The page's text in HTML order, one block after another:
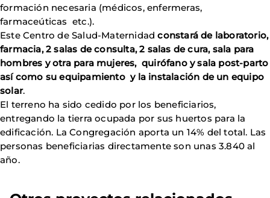
formación necesaria (médicos, enfermeras,
farmaceúticas etc.).
Este Centro de Salud-Maternidadconstará de laboratorio,
farmacia, 2 salas de consulta, 2 salas de cura, sala para
hombres y otra para mujeres, quirófano y sala post-parto
así como su equipamiento y la instalación de un equipo
solar.
El terreno ha sido cedido por los beneficiarios,
entregando la tierra ocupada por sus huertos para la
edificación. La Congregación aporta un 14% del total. Las
personas beneficiarias directamente son unas 3.840 al
año.